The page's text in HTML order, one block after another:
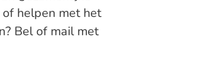
helpen met het
Bel of mail met